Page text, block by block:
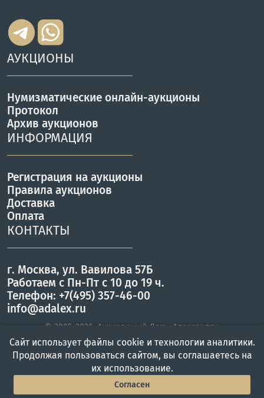
АУКЦИОНЫ
Нумизматические онлайн-аукционы
Протокол
Архив аукционов
ИНФОРМАЦИЯ
Регистрация на аукционы
Правила аукционов
Доставка
Оплата
КОНТАКТЫ
г. Москва, ул. Вавилова 57Б
Работаем с Пн-Пт с 10 до 19 ч.
Телефон: +7(495) 357-46-00
info@adalex.ru
© 2005–2026, Аукционный Дом «Александр»
Сайт использует файлы cookie и технологии аналитики.
Продолжая пользоваться сайтом, вы соглашаетесь на
их использование.
Согласен
Войти